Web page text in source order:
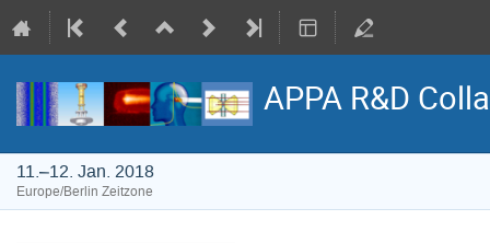
APPA R&D
11.–12. Jan. 2018
Europe/Berlin Zeitzone